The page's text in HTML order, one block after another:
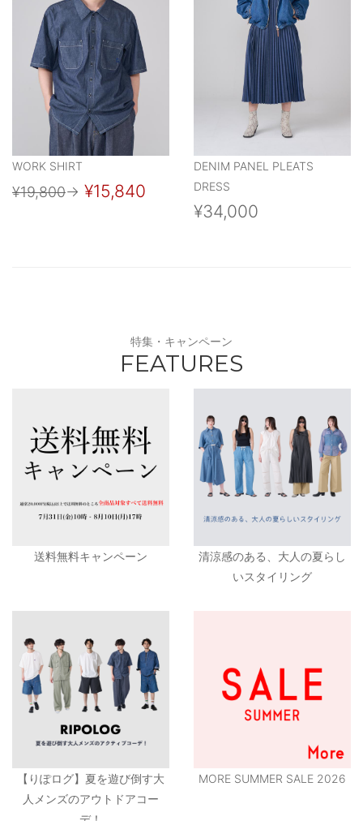
WORK SHIRT
¥19,800→ ¥15,840
DENIM PANEL PLEATS
DRESS
¥34,000
特集・キャンペーン
FEATURES
送料無料キャンペーン
清涼感のある、大人の夏らし
いスタイリング
【りぽログ】夏を遊び倒す大
人メンズのアウトドアコー
MORE SUMMER SALE 2026